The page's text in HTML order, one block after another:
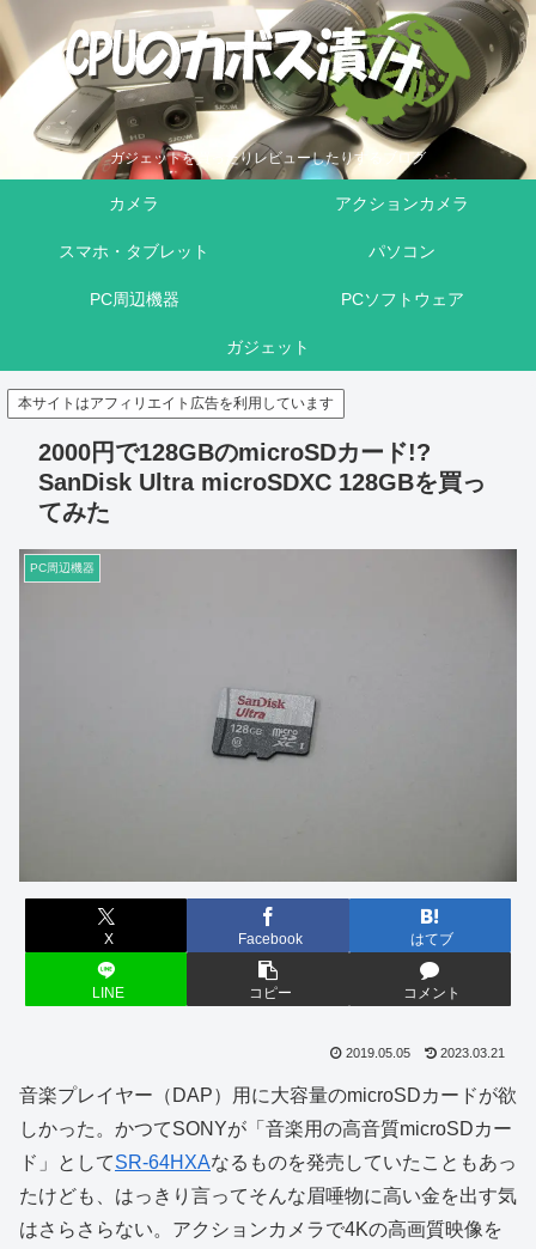
ガジェットを買ったりレビューしたりするブログ
カメラ アクションカメラ
スマホ・タブレット パソコン
PC周辺機器 PCソフトウェア
ガジェット
本サイトはアフィリエイト広告を利用しています
2000円で128GBのmicroSDカード!?
SanDisk Ultra microSDXC 128GBを買っ
てみた
PC周辺機器
X Facebook はてブ
LINE コピー コメント
2019.05.05 2023.03.21
音楽プレイヤー（DAP）用に大容量のmicroSDカードが欲
しかった。かつてSONYが「音楽用の高音質microSDカー
ド」としてSR-64HXAなるものを発売していたこともあっ
たけども、はっきり言ってそんな眉唾物に高い金を出す気
はさらさらない。アクションカメラで4Kの高画質映像を